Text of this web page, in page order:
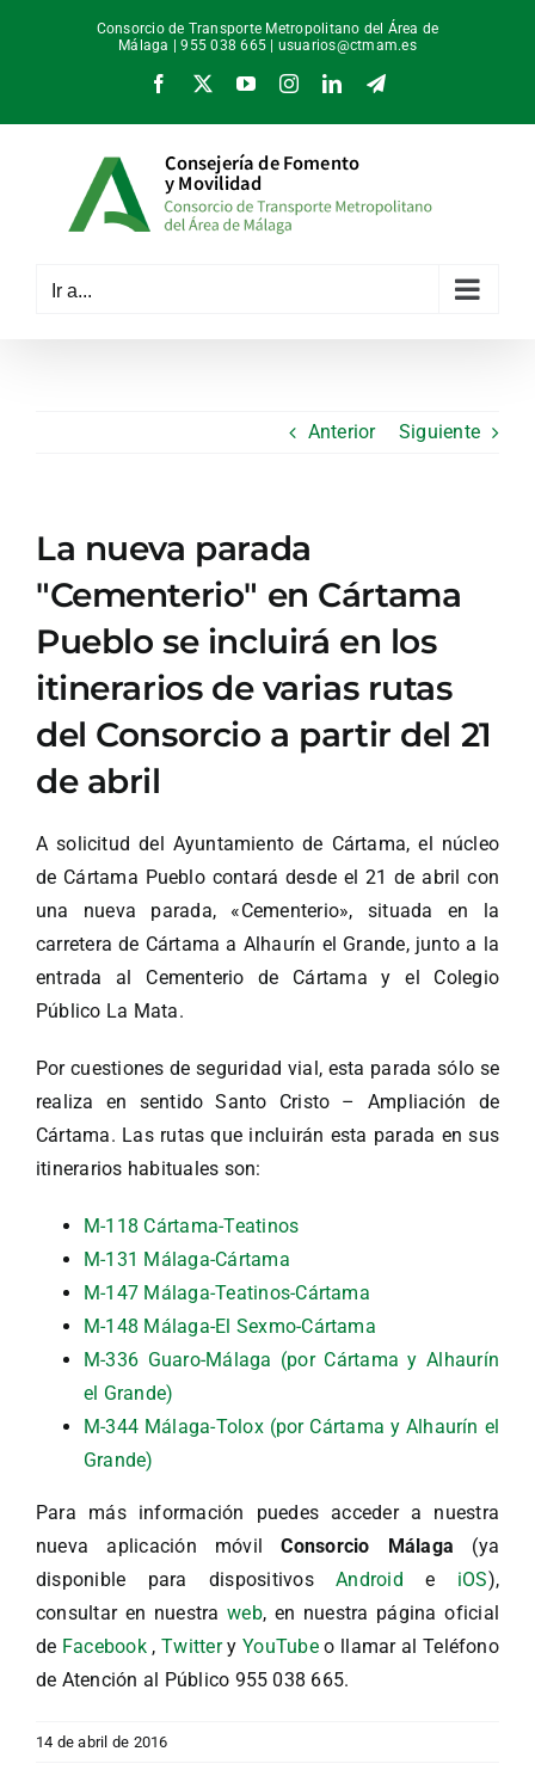
Consorcio de Transporte Metropolitano del Área de
Málaga | 955 038 665 | usuarios@ctmam.es
Facebook
X YouTubeInstagramLinkedInTelegram
Ir a...
Anterior Siguiente
La nueva parada
"Cementerio" en Cártama
Pueblo se incluirá en los
itinerarios de varias rutas
del Consorcio a partir del 21
de abril
A solicitud del Ayuntamiento de Cártama, el núcleo
de Cártama Pueblo contará desde el 21 de abril con
una nueva parada, «Cementerio», situada en la
carretera de Cártama a Alhaurín el Grande, junto a la
entrada al Cementerio de Cártama y el Colegio
Público La Mata.
Por cuestiones de seguridad vial, esta parada sólo se
realiza en sentido Santo Cristo – Ampliación de
Cártama. Las rutas que incluirán esta parada en sus
itinerarios habituales son:
M-118 Cártama-Teatinos
M-131 Málaga-Cártama
M-147 Málaga-Teatinos-Cártama
M-148 Málaga-El Sexmo-Cártama
M-336 Guaro-Málaga (por Cártama y Alhaurín
el Grande)
M-344 Málaga-Tolox (por Cártama y Alhaurín el
Grande)
Para más información puedes acceder a nuestra
nueva aplicación móvilConsorcio Málaga (ya
disponible para dispositivosAndroid e iOS),
consultar en nuestraweb, en nuestra página oficial
de Facebook,TwitteryYouTubeo llamar al Teléfono
de Atención al Público 955 038 665.
14 de abril de 2016